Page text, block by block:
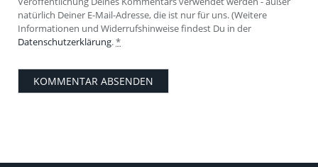
natürlich Deiner E-Mail-Adresse, die ist nur für uns. (Weitere
Informationen und Widerrufshinweise findest Du in der
Datenschutzerklärung.*